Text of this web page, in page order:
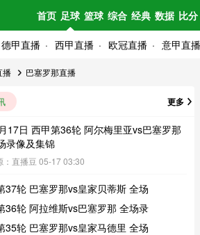
首页 足球 篮球 综合 经典 数据 比分
德甲直播 西甲直播 欧冠直播 意甲直播
播 巴塞罗那直播
更多
17日 西甲第36轮 阿尔梅里亚vs巴塞罗那
录像及集锦
：直播豆 05-17 03:30
37轮 巴塞罗那vs皇家贝蒂斯 全场
36轮 阿拉维斯vs巴塞罗那 全场录
35轮 巴塞罗那vs皇家马德里 全场